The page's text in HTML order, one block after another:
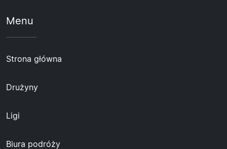
Menu
Strona główna
Drużyny
Ligi
Biura podróży